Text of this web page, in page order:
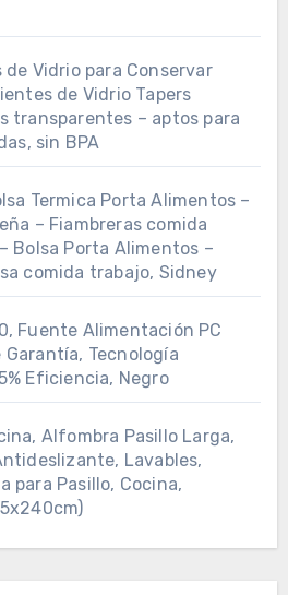
de Vidrio para Conservar
de Vidrio Tapers
transparentes – aptos para
sin BPA
Termica Porta Alimentos –
– Fiambreras comida
Bolsa Porta Alimentos –
comida trabajo, Sidney
Fuente Alimentación PC
Garantía, Tecnología
Eficiencia, Negro
Alfombra Pasillo Larga,
Lavables,
para Pasillo, Cocina,